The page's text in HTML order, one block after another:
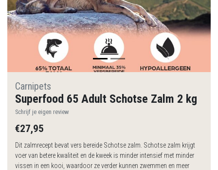
Carnipets
Superfood 65 Adult Schotse Zalm 2 kg
Schrijf je eigen review
€27,95
Dit zalmrecept bevat vers bereide Schotse zalm. Schotse zalm krijgt
voer van betere kwaliteit en de kweek is minder intensief met minder
vissen in een kooi, waardoor ze verder kunnen zwemmen en meer